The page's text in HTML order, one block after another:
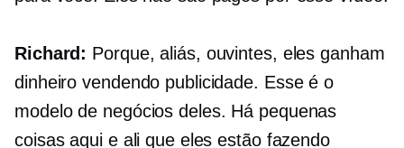
Richard: Porque, aliás, ouvintes, eles ganham
dinheiro vendendo publicidade. Esse é o
modelo de negócios deles. Há pequenas
coisas aqui e ali que eles estão fazendo